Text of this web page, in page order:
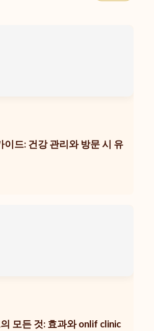
이드: 건강 관리와 방문 시 유
모든 것: 효과와 onlif clinic